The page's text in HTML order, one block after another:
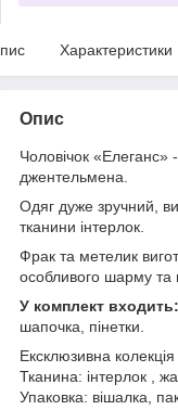
Характеристики
Опис
Чоловічок
джентельмена.
Одяг дуже зручний,
тканини інтерлок.
Фрак та метелик
особливого шарму та
У комплект входить:
шапочка, пінетки.
Ексклюзивна
Тканина: інтерлок ,
Упаковка: вішалка,